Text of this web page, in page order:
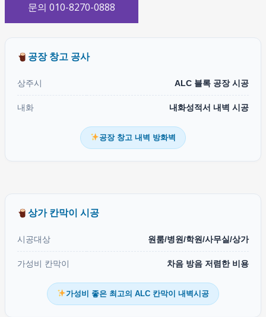
문의 010-8270-0888
공장 창고 공사
상주시 ALC 블록 공장 시공
내화 내화성적서 내벽 시공
공장 창고 내벽 방화벽
상가 칸막이 시공
시공대상 원룸/병원/학원/사무실/상가
가성비 칸막이 차음 방음 저렴한 비용
가성비 좋은 최고의 ALC 칸막이 내벽시공